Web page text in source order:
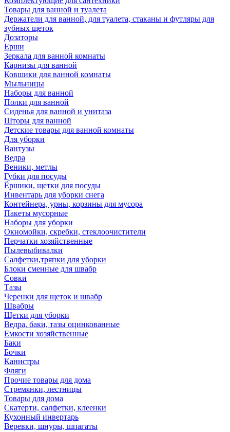
Товары для ванной и туалета
Держатели для ванной, для туалета, стаканы и футляры для
зубных щеток
Дозаторы
Ерши
Зеркала для ванной комнаты
Карнизы для ванной
Ковшики для ванной комнаты
Мыльницы
Наборы для ванной
Полки для ванной
Сиденья для ванной и унитаза
Шторы для ванной
Детские товары для ванной комнаты
Для уборки
Вантузы
Ведра
Веники, метлы
Губки для посуды
Ёршики, щетки для посуды
Инвентарь для уборки снега
Контейнера, урны, корзины для мусора
Пакеты мусорные
Наборы для уборки
Окномойки, скребки, стеклоочистители
Перчатки хозяйственные
Пылевыбивалки
Салфетки,тряпки для уборки
Блоки сменные для швабр
Совки
Тазы
Черенки для щеток и швабр
Швабры
Щетки для уборки
Ведра, баки, тазы оцинкованные
Емкости хозяйственные
Баки
Бочки
Канистры
Фляги
Прочие товары для дома
Стремянки, лестницы
Товары для дома
Скатерти, салфетки, клеенки
Кухонный инвертарь
Веревки, шнуры, шпагаты